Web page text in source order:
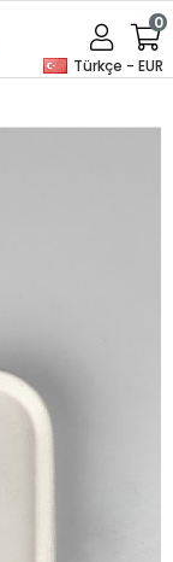
Türkçe - EUR
0